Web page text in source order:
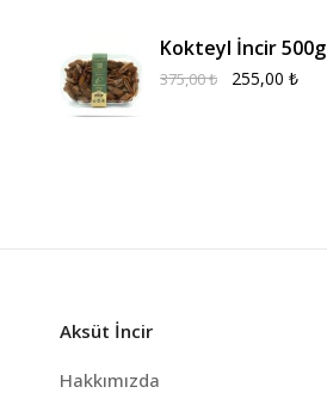
Kokteyl İncir 500g
375,00₺ 255,00 ₺
Aksüt İncir
Hakkımızda